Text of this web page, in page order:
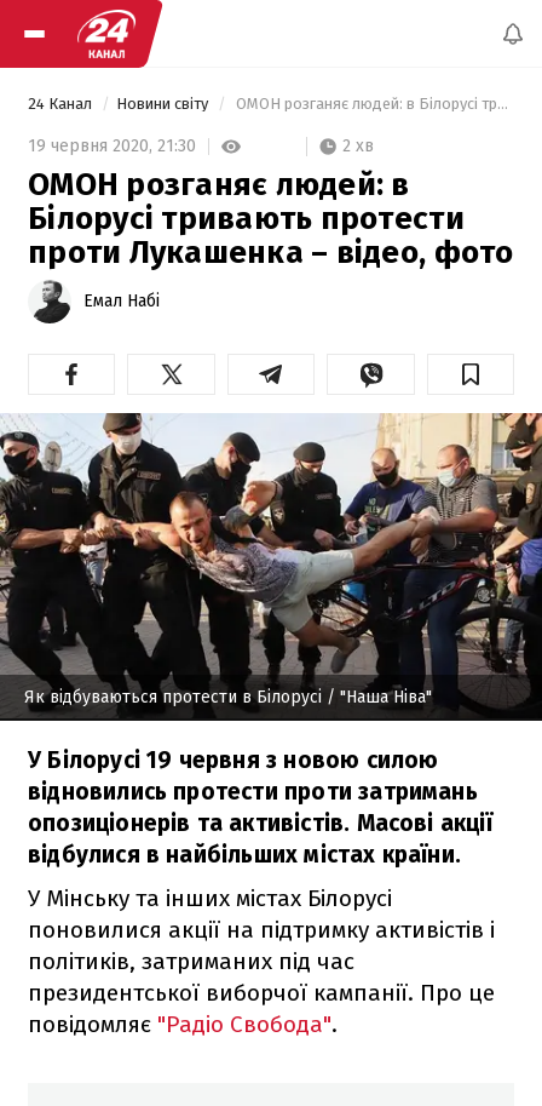
24 Канал Новини світу ОМОН розганяє людей: в Білорусі тривають протести проти Лукашенка – відео, фото
19 червня 2020, 21:30 2 хв
ОМОН розганяє людей: в
Білорусі тривають протести
проти Лукашенка – відео, фото
Емал Набі
Як відбуваються протести в Білорусі / "Наша Ніва"
У Білорусі 19 червня з новою силою
відновились протести проти затримань
опозиціонерів та активістів. Масові акції
відбулися в найбільших містах країни.
У Мінську та інших містах Білорусі
поновилися акції на підтримку активістів і
політиків, затриманих під час
президентської виборчої кампанії. Про це
повідомляє "Радіо Свобода".